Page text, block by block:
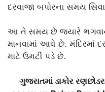
દરવાજા બપોરના સમય
આ તે સમય છે જ્યારે
માનવામાં આવે છે. મંદિરમાં
માટે ઉમટી પડે છે.
ગુજરાતમાં ડાકોર